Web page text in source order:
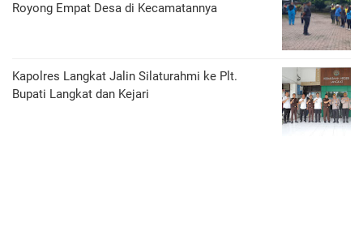
Royong Empat Desa di Kecamatannya
Kapolres Langkat Jalin Silaturahmi ke Plt.
Bupati Langkat dan Kejari